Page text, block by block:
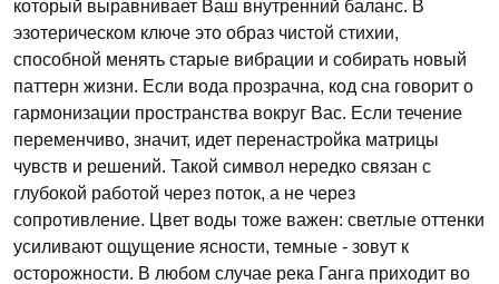
который выравнивает Ваш внутренний баланс. В
эзотерическом ключе это образ чистой стихии,
способной менять старые вибрации и собирать новый
паттерн жизни. Если вода прозрачна, код сна говорит о
гармонизации пространства вокруг Вас. Если течение
переменчиво, значит, идет перенастройка матрицы
чувств и решений. Такой символ нередко связан с
глубокой работой через поток, а не через
сопротивление. Цвет воды тоже важен: светлые оттенки
усиливают ощущение ясности, темные - зовут к
осторожности. В любом случае река Ганга приходит во